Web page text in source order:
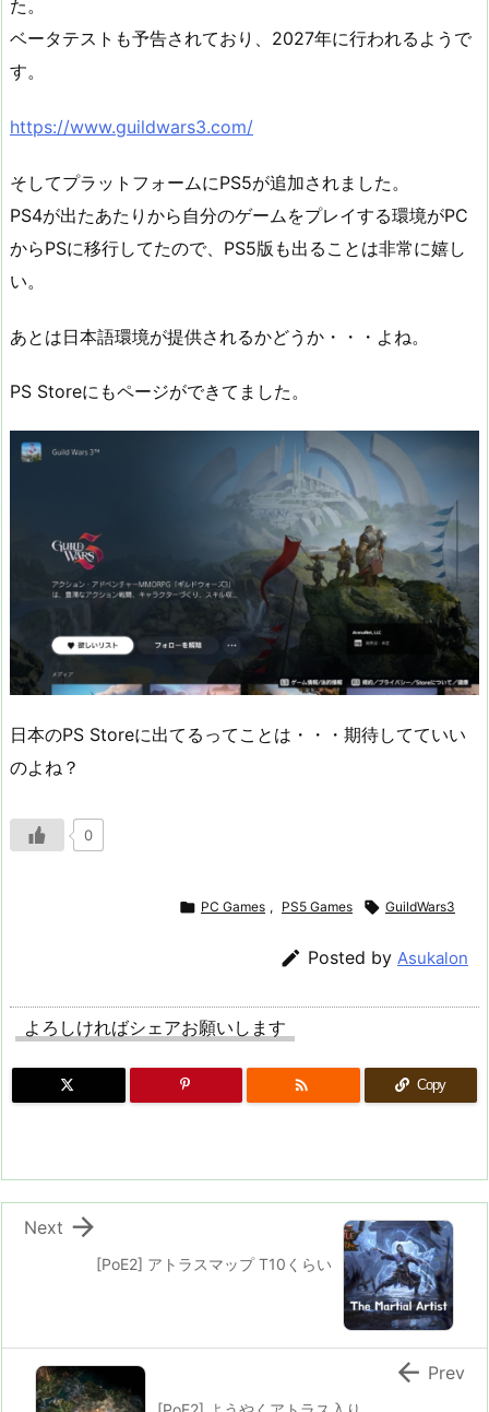
た。
ベータテストも予告されており、2027年に行われるようで
す。
https://www.guildwars3.com/
そしてプラットフォームにPS5が追加されました。
PS4が出たあたりから自分のゲームをプレイする環境がPC
からPSに移行してたので、PS5版も出ることは非常に嬉し
い。
あとは日本語環境が提供されるかどうか・・・よね。
PS Storeにもページができてました。
日本のPS Storeに出てるってことは・・・期待してていい
のよね？
0
 PC Games , PS5 Games  GuildWars3
 Posted by Asukalon
よろしければシェアお願いします
 Copy
[PoE2] アトラスマップ T10くらい

Next
 Prev